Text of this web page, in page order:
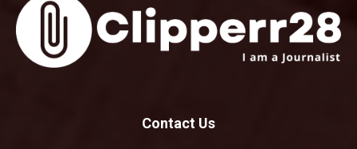
Contact Us